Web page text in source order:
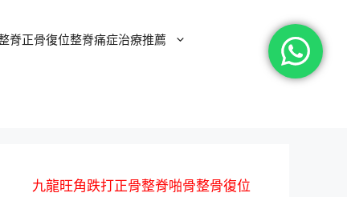
脊正骨復位整脊痛症治療推薦
九龍旺角跌打正骨整脊啪骨整骨復位